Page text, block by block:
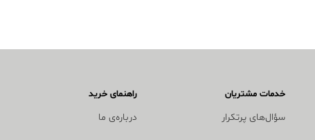
خدمات مشتریان
سؤال‌های پرتکرار
راهنمای خرید
درباره‌ی ما